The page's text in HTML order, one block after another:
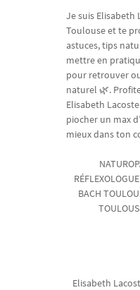
Je suis Elisabeth
Toulouse et te
astuces, tips
mettre en
pour retrouver
naturel 🌿.
Elisabeth
piocher un max
mieux dans ton
BACH
Elisabeth